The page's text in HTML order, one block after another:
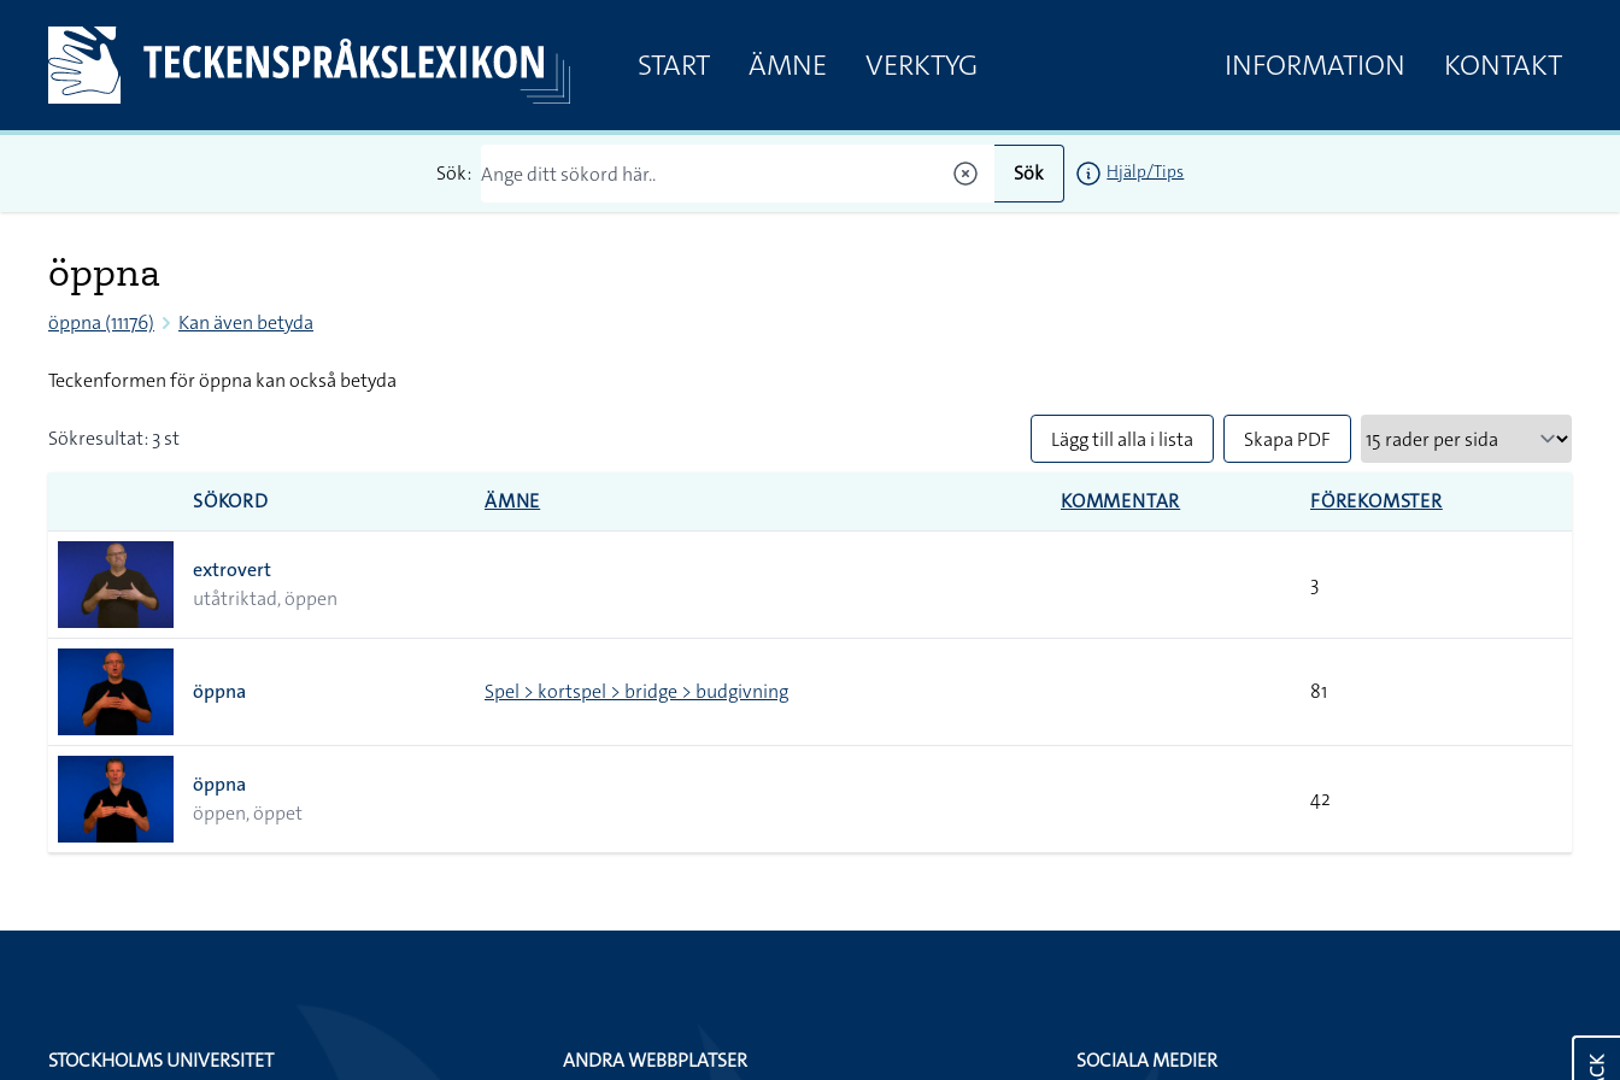
START ÄMNE VERKTYG INFORMATION KONTAKT
Sök: Sök Hjälp/Tips
öppna
öppna (11176) Kan även betyda
Teckenformen för öppna kan också betyda
Sökresultat: 3 st Lägg till alla i lista Skapa PDF
SÖKORD ÄMNE KOMMENTAR FÖREKOMSTER
extrovert
utåtriktad, öppen
3
öppna Spel > kortspel > bridge > budgivning 81
öppna
öppen, öppet
42
STOCKHOLMS UNIVERSITET
ANDRA WEBBPLATSER SOCIALA MEDIER